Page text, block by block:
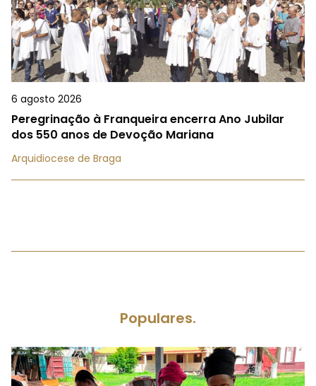
6 agosto 2026
Peregrinação à Franqueira encerra Ano Jubilar
dos 550 anos de Devoção Mariana
Arquidiocese de Braga
Populares.